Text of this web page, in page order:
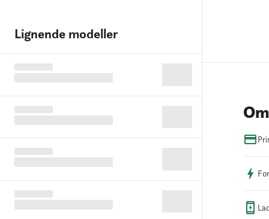
Lignende modeller